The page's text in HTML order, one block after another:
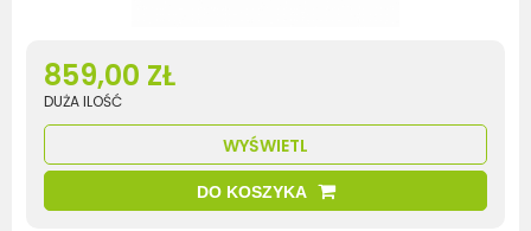
859,00 ZŁ
DUŻA ILOŚĆ
WYŚWIETL
DO KOSZYKA